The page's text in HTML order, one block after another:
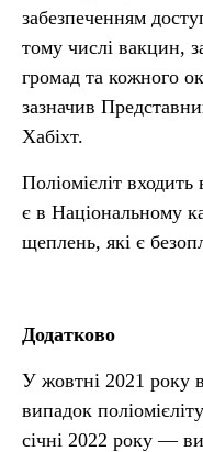
забезпеченням
тому числі вакцин,
громад та кожного
зазначив
Хабіхт.
Поліомієліт
є в Національному
щеплень, які є
Додатково
У жовтні 2021 року
випадок
січні 2022 року —